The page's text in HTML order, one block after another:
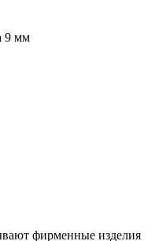
9 мм
фирменные изделия